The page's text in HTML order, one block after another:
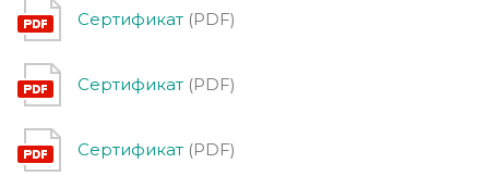
Сертификат (PDF)
Сертификат (PDF)
Сертификат (PDF)